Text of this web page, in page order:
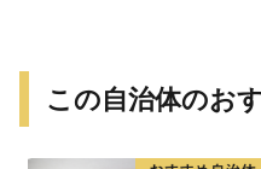
この自治体のお